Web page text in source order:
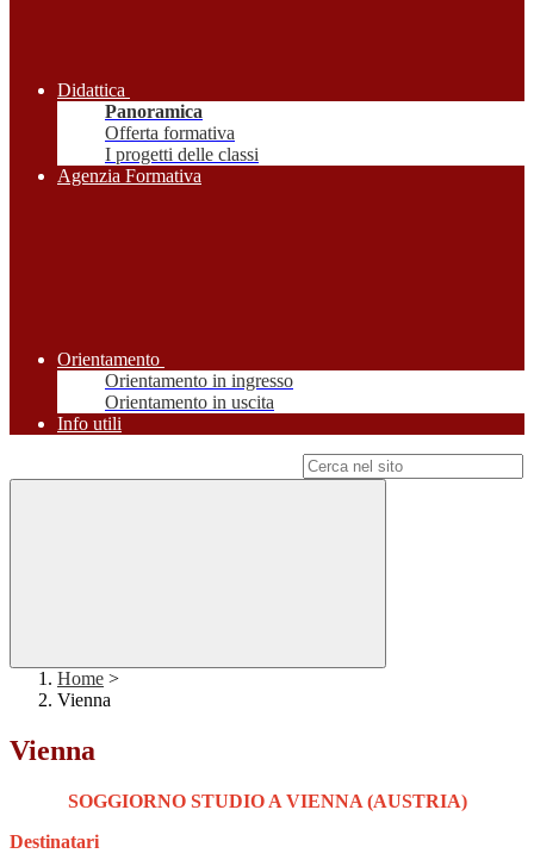
Didattica
Panoramica
Offerta formativa
I progetti delle classi
Agenzia Formativa
Orientamento
Orientamento in ingresso
Orientamento in uscita
Info utili
Home >
Vienna
Vienna
SOGGIORNO STUDIO A VIENNA (AUSTRIA)
Destinatari